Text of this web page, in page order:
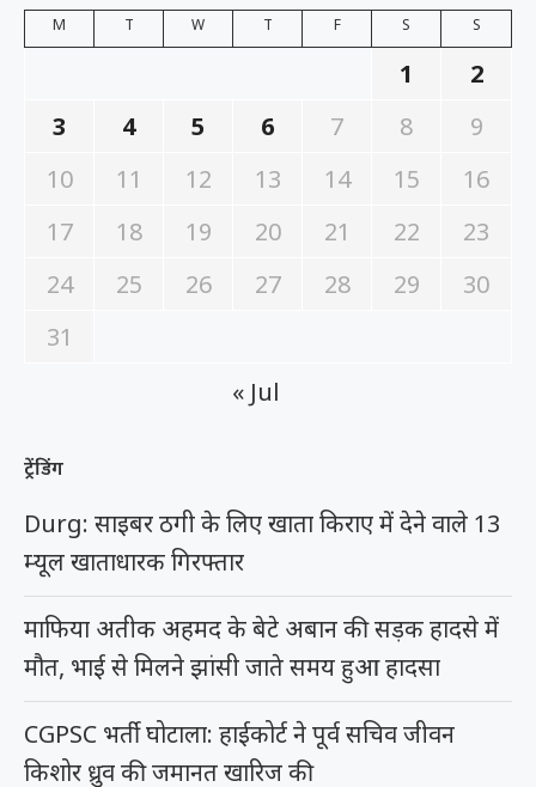
M T W T F S S
1
2
3
4 5 6 7 8
9
10
11 12 13 14 15
16
17
18 19 20 21 22
23
24
25 26 27 28 29
30
31
« Jul
ट्रेंडिंग
Durg: साइबर ठगी के लिए खाता किराए में देने वाले 13
म्यूल खाताधारक गिरफ्तार
माफिया अतीक अहमद के बेटे अबान की सड़क हादसे में
मौत, भाई से मिलने झांसी जाते समय हुआ हादसा
CGPSC भर्ती घोटाला: हाईकोर्ट ने पूर्व सचिव जीवन
किशोर ध्रुव की जमानत खारिज की